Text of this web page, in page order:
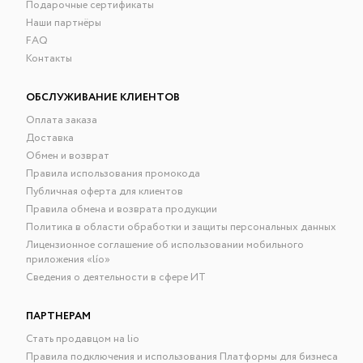
платьями с открытой спиной. В ассортименте также
представлены разные типы бюстгальтеров и трусов —
бралетты, балконеты, классические слипы и
минималистичные стринги, выполненные из хлопка,
каталоге соседствуют локальные марки и известные
мировые бренды, благодаря чему можно сочетать
уникальные изделия российских дизайнеров и
проверенные зарубежные модели. Мы даём подробные
описания фасонов и свойства тканей, чтобы вы могли
выбрать бельё по назначению — для спорта, свидания или
каждодневной носки.
lio — маркетплейс дизайнерской одежды, обуви и
аксессуаров, работает с 2020 года;
бесплатная доставка с примеркой
экспресс-доставки для срочных случаев;
бонусная программа, подарочные сертификаты и
простая система обмена и возврата;
удобное мобильное приложение lío для быстрого
Подарочные сертификаты
Наши партнёры
FAQ
Контакты
ОБСЛУЖИВАНИЕ КЛИЕНТОВ
Оплата заказа
Доставка
Обмен и возврат
Правила использования промокода
Публичная оферта для клиентов
Правила обмена и возврата продукции
Политика в области обработки и защиты персональных данных
Лицензионное соглашение об использовании мобильного
приложения «lío»
Сведения о деятельности в сфере ИТ
ПАРТНЕРАМ
Стать продавцом на lio
Правила подключения и использования Платформы для бизнеса